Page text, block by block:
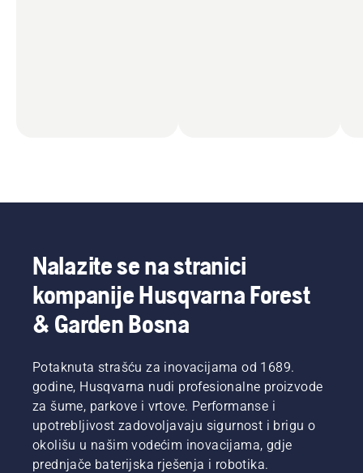
Nalazite se na stranici
kompanije Husqvarna Forest
& Garden Bosna
Potaknuta strašću za inovacijama od 1689.
godine, Husqvarna nudi profesionalne proizvode
za šume, parkove i vrtove. Performanse i
upotrebljivost zadovoljavaju sigurnost i brigu o
okolišu u našim vodećim inovacijama, gdje
prednjače baterijska rješenja i robotika.